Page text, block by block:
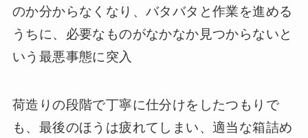
のか分からなくなり、バタバタと作業を進める
うちに、必要なものがなかなか見つからないと
いう最悪事態に突入
荷造りの段階で丁寧に仕分けをしたつもりで
も、最後のほうは疲れてしまい、適当な箱詰め